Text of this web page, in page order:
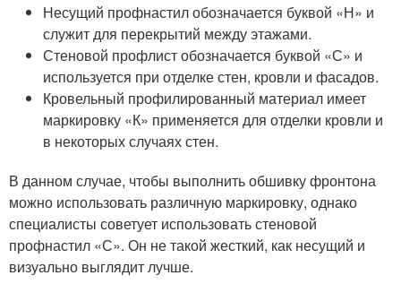
Несущий профнастил обозначается буквой «Н» и
служит для перекрытий между этажами.
Стеновой профлист обозначается буквой «С» и
используется при отделке стен, кровли и фасадов.
Кровельный профилированный материал имеет
маркировку «К» применяется для отделки кровли и
в некоторых случаях стен.
В данном случае, чтобы выполнить обшивку фронтона
можно использовать различную маркировку, однако
специалисты советует использовать стеновой
профнастил «С». Он не такой жесткий, как несущий и
визуально выглядит лучше.